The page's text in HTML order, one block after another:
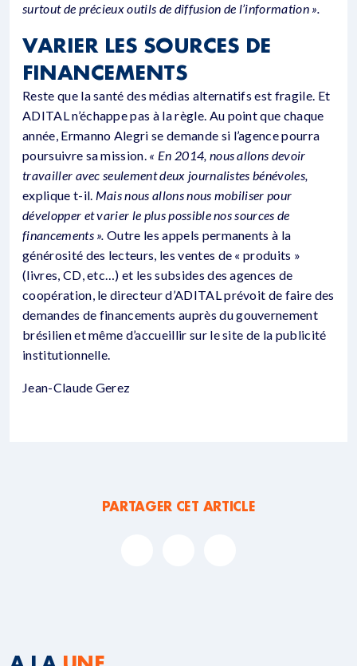
surtout de précieux outils de diffusion de l’information ».
VARIER LES SOURCES DE
FINANCEMENTS
Reste que la santé des médias alternatifs est fragile. Et
ADITAL n’échappe pas à la règle. Au point que chaque
année, Ermanno Alegri se demande si l’agence pourra
poursuivre sa mission. « En 2014, nous allons devoir
travailler avec seulement deux journalistes bénévoles,
explique t-il. Mais nous allons nous mobiliser pour
développer et varier le plus possible nos sources de
financements ». Outre les appels permanents à la
générosité des lecteurs, les ventes de « produits »
(livres, CD, etc…) et les subsides des agences de
coopération, le directeur d’ADITAL prévoit de faire des
demandes de financements auprès du gouvernement
brésilien et même d’accueillir sur le site de la publicité
institutionnelle.
Jean-Claude Gerez
PARTAGER CET ARTICLE